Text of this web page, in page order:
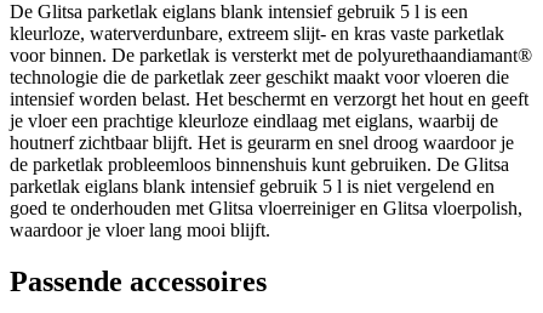
De Glitsa parketlak eiglans blank intensief gebruik 5 l is een
kleurloze, waterverdunbare, extreem slijt- en kras vaste parketlak
voor binnen. De parketlak is versterkt met de polyurethaandiamant®
technologie die de parketlak zeer geschikt maakt voor vloeren die
intensief worden belast. Het beschermt en verzorgt het hout en geeft
je vloer een prachtige kleurloze eindlaag met eiglans, waarbij de
houtnerf zichtbaar blijft. Het is geurarm en snel droog waardoor je
de parketlak probleemloos binnenshuis kunt gebruiken. De Glitsa
parketlak eiglans blank intensief gebruik 5 l is niet vergelend en
goed te onderhouden met Glitsa vloerreiniger en Glitsa vloerpolish,
waardoor je vloer lang mooi blijft.
Passende accessoires